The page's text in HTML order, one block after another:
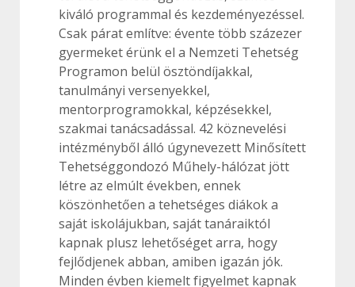
kiváló programmal és kezdeményezéssel.
Csak párat említve: évente több százezer
gyermeket érünk el a Nemzeti Tehetség
Programon belül ösztöndíjakkal,
tanulmányi versenyekkel,
mentorprogramokkal, képzésekkel,
szakmai tanácsadással. 42 köznevelési
intézményből álló úgynevezett Minősített
Tehetséggondozó Műhely-hálózat jött
létre az elmúlt években, ennek
köszönhetően a tehetséges diákok a
saját iskolájukban, saját tanáraiktól
kapnak plusz lehetőséget arra, hogy
fejlődjenek abban, amiben igazán jók.
Minden évben kiemelt figyelmet kapnak